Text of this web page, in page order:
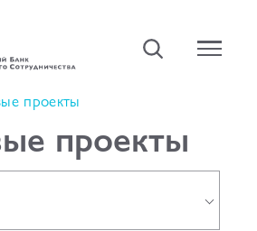
проекты
проекты